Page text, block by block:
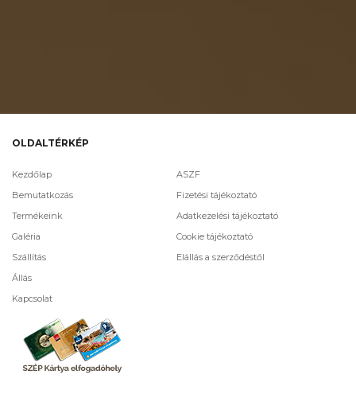
OLDALTÉRKÉP
Kezdőlap
Bemutatkozás
Termékeink
Galéria
Szállítás
Állás
Kapcsolat
ASZF
Fizetési tájékoztató
Adatkezelési tájékoztató
Cookie tájékoztató
Elállás a szerződéstől